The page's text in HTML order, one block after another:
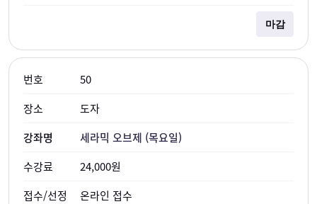
마감
50
도자
세라믹 오브제 (목요일)
24,000원
온라인 접수